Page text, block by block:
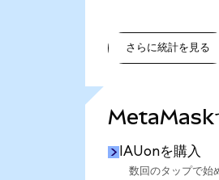
さらに統計を見る
MetaMask
IAUonを購入
数回のタップで始